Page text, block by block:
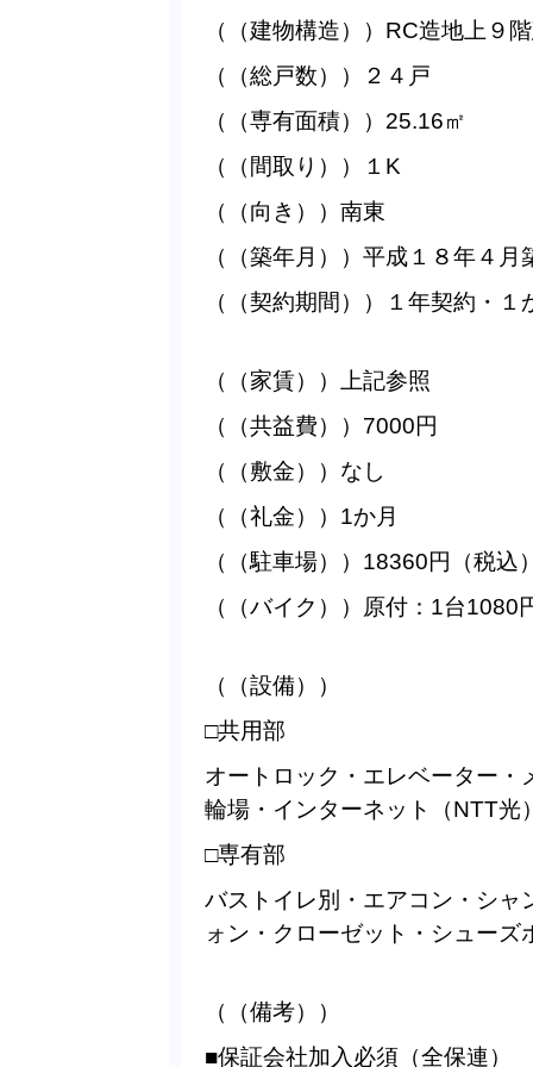
（（建物構造））RC造地上９
（（総戸数））２４戸
（（専有面積））25.16㎡
（（間取り））１K
（（向き））南東
（（築年月））平成１８年４月
（（契約期間））１年契約・
（（家賃））上記参照
（（共益費））7000円
（（敷金））なし
（（礼金））1か月
（（駐車場））18360円（税込
（（バイク））原付：1台
（（設備））
□共用部
オートロック・エレベーター
輪場・インターネット（NTT光
□専有部
バストイレ別・エアコン・シャ
ォン・クローゼット・シュー
（（備考））
■保証会社加入必須（全保連）